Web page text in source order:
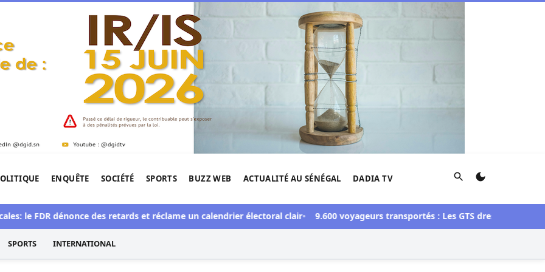
de l'Afrique.
ENQUÊTE SOCIÉTÉ SPORTS BUZZ WEB ACTUALITÉ AU SÉNÉGAL DADIA TV Rechercher
FDR dénonce des retards et réclame un calendrier électoral clair 9.600 voyageurs transportés : Les GTS dressent un bilan
SPORTS INTERNATIONAL